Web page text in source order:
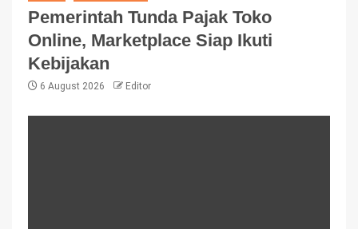
Pemerintah Tunda Pajak Toko
Online, Marketplace Siap Ikuti
Kebijakan
6 August 2026 Editor